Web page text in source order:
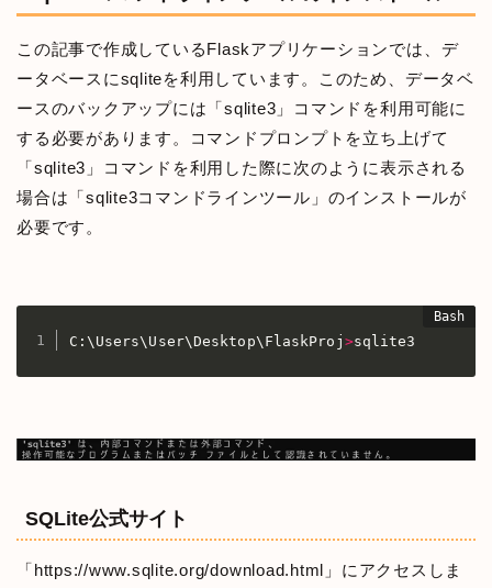
この記事で作成しているFlaskアプリケーションでは、デ
ータベースにsqliteを利用しています。このため、データベ
ースのバックアップには「sqlite3」コマンドを利用可能に
する必要があります。コマンドプロンプトを立ち上げて
「sqlite3」コマンドを利用した際に次のように表示される
場合は「sqlite3コマンドラインツール」のインストールが
必要です。
C:\Users\User\Desktop\FlaskProj >sqlite3
SQLite公式サイト
「https://www.sqlite.org/download.html」にアクセスしま